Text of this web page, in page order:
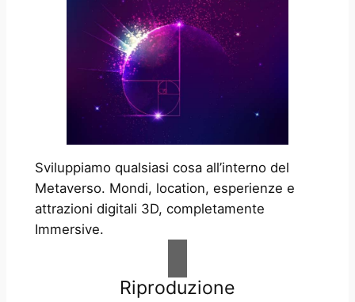
Sviluppiamo qualsiasi cosa all’interno del
Metaverso. Mondi, location, esperienze e
attrazioni digitali 3D, completamente
Immersive.
Riproduzione